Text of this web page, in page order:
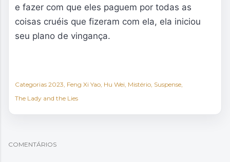
e fazer com que eles paguem por todas as
coisas cruéis que fizeram com ela, ela iniciou
seu plano de vingança.
Categorias 2023 Feng Xi Yao Hu Wei Mistério Suspense
The Lady and the Lies
COMENTÁRIOS